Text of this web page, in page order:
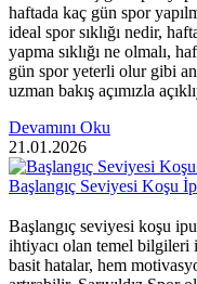
haftada kaç gün spor
ideal spor sıklığı nedir,
yapma sıklığı ne olmalı,
gün spor yeterli olur gibi
uzman bakış açımızla
Devamını Oku
21.01.2026
Başlangıç Seviyesi Koşu
Başlangıç seviyesi koşu
ihtiyacı olan temel bilgileri
basit hatalar, hem